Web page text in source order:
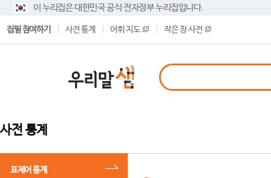
이 누리집은 대한민국 공식 전자정부 누리집입니다.
집필 참여하기 사전 통계 어휘 지도 작은 창 사전
사전 통계
표제어 통계